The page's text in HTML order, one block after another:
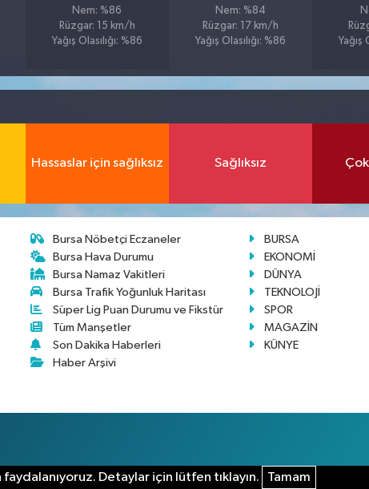
Nem: %86
Rüzgar: 15 km/h
Yağış Olasılığı: %86
Nem: %84
Rüzgar: 17 km/h
Yağış Olasılığı: %86
Yağış
Hassaslar için sağlıksız Sağlıksız Çok
Bursa Nöbetçi Eczaneler
Bursa Hava Durumu
Bursa Namaz Vakitleri
Bursa Trafik Yoğunluk Haritası
Süper Lig Puan Durumu ve Fikstür
Tüm Manşetler
Son Dakika Haberleri
Haber Arşivi
BURSA
EKONOMİ
DÜNYA
TEKNOLOJİ
SPOR
MAGAZİN
KÜNYE
Detaylar için lütfen tıklayın. Tamam